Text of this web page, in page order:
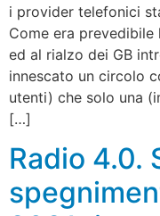
i provider telefonici
Come era
ed al rialzo dei GB
innescato un circolo
utenti) che solo una
[…]
Radio 4.0.